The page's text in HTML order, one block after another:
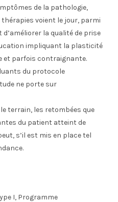
de la pathologie,
thérapies voient le jour, parmi
la qualité de prise
impliquant la plasticité
et parfois contraignante.
du protocole
ne porte sur
terrain, les retombées que
du patient atteint de
s’il est mis en place tel
I, Programme